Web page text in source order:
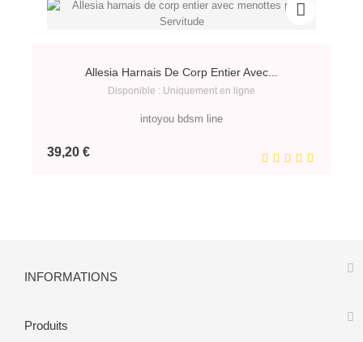
Allesia Harnais De Corp Entier Avec...
Disponible : Uniquement en ligne
intoyou bdsm line
39,20 €Prix
INFORMATIONS
Produits